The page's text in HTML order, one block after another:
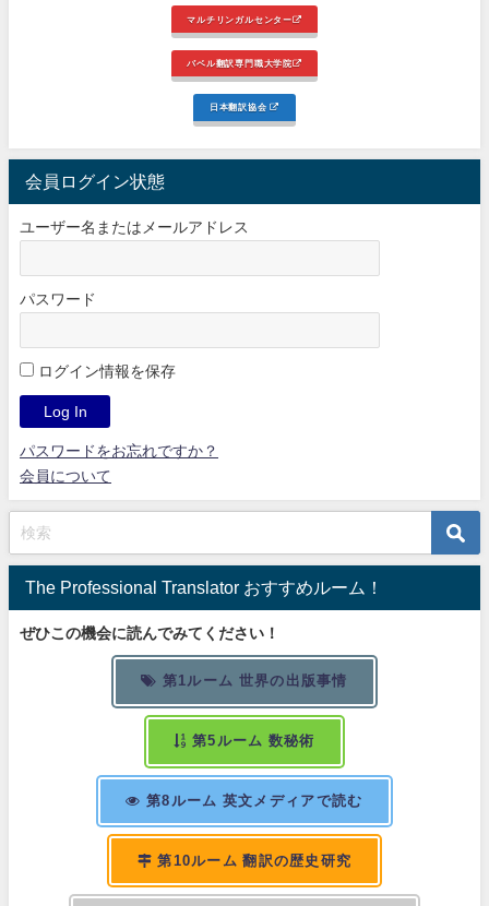
マルチリンガルセンター
バベル翻訳専門職大学院
日本翻訳協会
会員ログイン状態
ユーザー名またはメールアドレス
パスワード
ログイン情報を保存
パスワードをお忘れですか？
会員について
The Professional Translator おすすめルーム！
ぜひこの機会に読んでみてください！
第1ルーム 世界の出版事情
第5ルーム 数秘術
第8ルーム 英文メディアで読む
第10ルーム 翻訳の歴史研究